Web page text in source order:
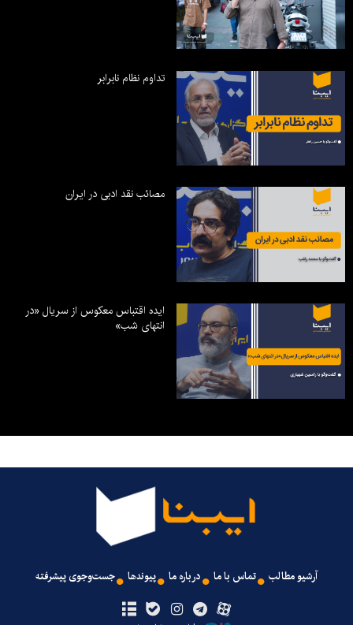
تداوم نظام نابرابر
مصائب نقد ادبی در ایران
ایده اقتباس معکوس از سریال «در
انتهای شب»
آرشیو مطالب تماس با ما درباره ما پیوندها جست‌وجوی پیشرفته